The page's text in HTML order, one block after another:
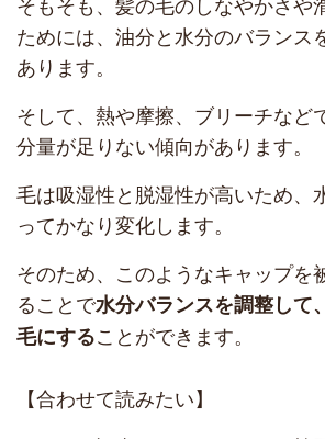
ためには、油分と水分のバランス
あります。
そして、熱や摩擦、ブリーチなど
分量が足りない傾向があります。
毛は吸湿性と脱湿性が高いため、
ってかなり変化します。
そのため、このようなキャップを
ることで水分バランスを調整して
毛にすることができます。
【合わせて読みたい】